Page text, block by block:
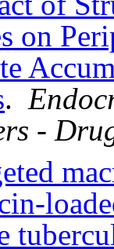
on
.
-